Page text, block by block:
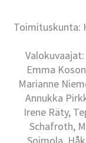
Toimituskunta:
Emma
Marianne
Annukka
Irene Räty,
Schafroth,